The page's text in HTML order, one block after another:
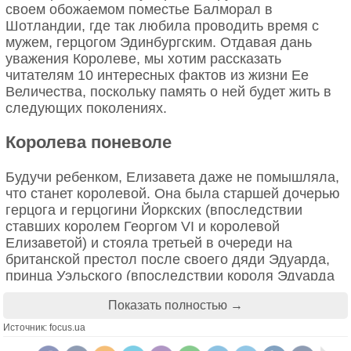
Затопленные берега Оусе в Йоркшире. И лишь
огонь – божества, служению которым Тёрнер
посвятил жизнь. Немалых успехов добился он и в
топографической живописи.
своем обожаемом поместье Балморал в
Шотландии, где так любила проводить время с
мужем, герцогом Эдинбургским. Отдавая дань
уважения Королеве, мы хотим рассказать
читателям 10 интересных фактов из жизни Ее
Величества, поскольку память о ней будет жить в
следующих поколениях.
Королева поневоле
Будучи ребенком, Елизавета даже не помышляла,
что станет королевой. Она была старшей дочерью
герцога и герцогини Йоркских (впоследствии
ставших королем Георгом VI и королевой
Елизаветой) и стояла третьей в очереди на
британской престол после своего дяди Эдуарда,
принца Уэльского (впоследствии короля Эдуарда
Однако, когда дядя Елизаветы, Эдуард VIII,
отрекся от престола в 1936 году, чтобы жениться
Показать полностью →
Источник: focus.ua